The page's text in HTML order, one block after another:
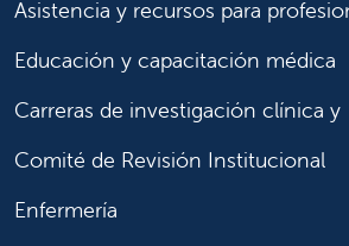
Asistencia y recursos para
Educación y capacitación médica
Carreras de investigación clínica y
Comité de Revisión Institucional
Enfermería